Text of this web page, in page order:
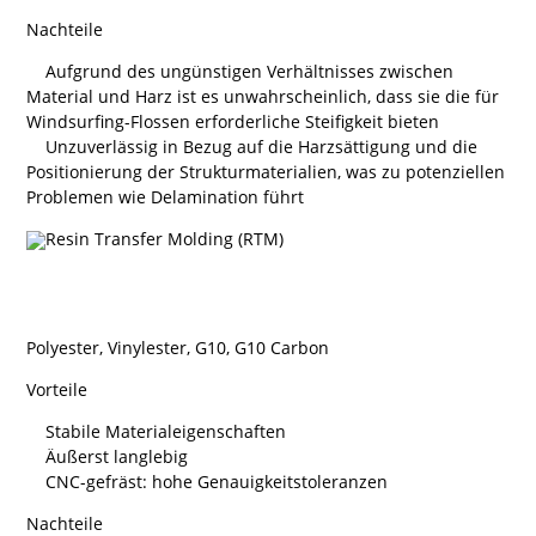
Nachteile
Aufgrund des ungünstigen Verhältnisses zwischen
Material und Harz ist es unwahrscheinlich, dass sie die für
Windsurfing-Flossen erforderliche Steifigkeit bieten
Unzuverlässig in Bezug auf die Harzsättigung und die
Positionierung der Strukturmaterialien, was zu potenziellen
Problemen wie Delamination führt
Polyester, Vinylester, G10, G10 Carbon
Vorteile
Stabile Materialeigenschaften
Äußerst langlebig
CNC-gefräst: hohe Genauigkeitstoleranzen
Nachteile